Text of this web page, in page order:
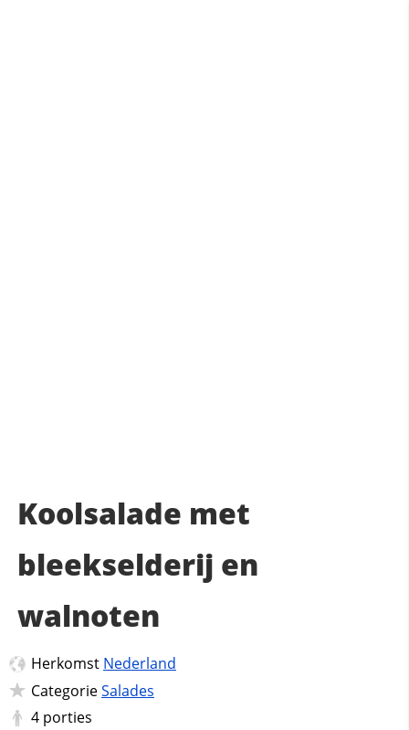
Koolsalade met
bleekselderij en
walnoten
Herkomst Nederland
CategorieSalades
4 porties